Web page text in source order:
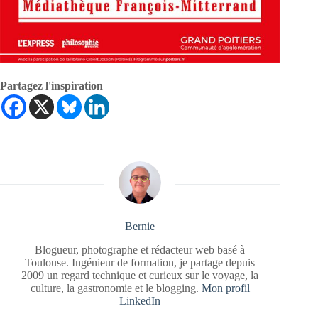
Partagez l'inspiration
Bernie
Blogueur, photographe et rédacteur web basé à
Toulouse. Ingénieur de formation, je partage depuis
2009 un regard technique et curieux sur le voyage, la
culture, la gastronomie et le blogging. Mon profil
LinkedIn